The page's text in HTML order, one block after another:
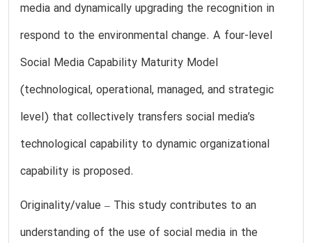
media and dynamically upgrading the recognition in
respond to the environmental change. A four-level
Social Media Capability Maturity Model
(technological, operational, managed, and strategic
level) that collectively transfers social media’s
technological capability to dynamic organizational
capability is proposed.
Originality/value – This study contributes to an
understanding of the use of social media in the